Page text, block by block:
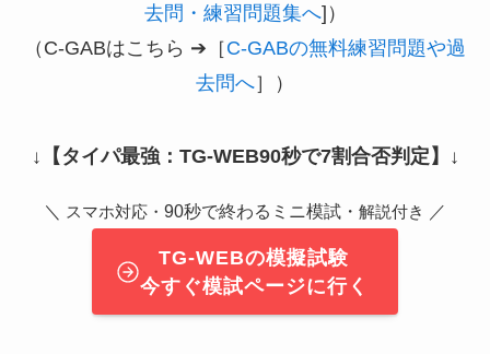
去問・練習問題集へ]）
（C-GABはこちら ➔［C-GABの無料練習問題や過
去問へ］）
↓ 【タイパ最強：TG-WEB90秒で7割合否判定】 ↓
＼ スマホ対応・ 90秒で終わるミニ模試・ 解説付き ／
TG-WEBの模擬試験
今すぐ模試ページに行く